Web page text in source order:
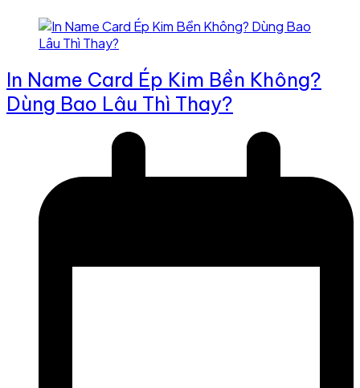
In Name Card Ép Kim Bền Không?
Dùng Bao Lâu Thì Thay?